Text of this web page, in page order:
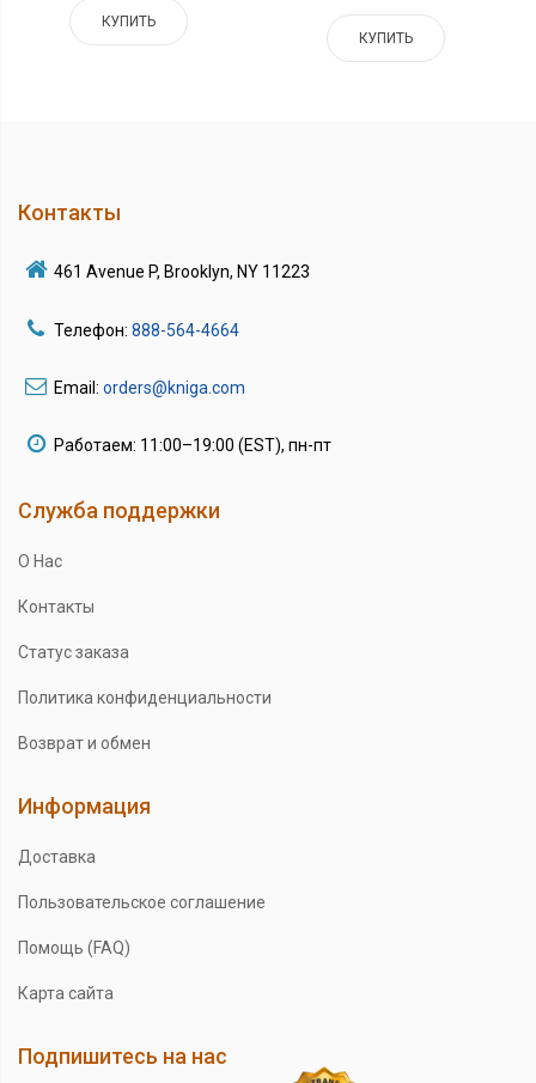
КУПИТЬ
КУПИТЬ
Контакты
461 Avenue P, Brooklyn, NY 11223
Телефон: 888-564-4664
Email: orders@kniga.com
Работаем: 11:00–19:00 (EST), пн-пт
Служба поддержки
О Нас
Контакты
Статус заказа
Политика конфиденциальности
Возврат и обмен
Информация
Доставка
Пользовательское соглашение
Помощь (FAQ)
Карта сайта
Подпишитесь на нас